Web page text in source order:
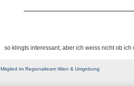
so klingts interessant, aber ich weiss nicht ob
Mitglied im Regionalteam Wien & Umgebung